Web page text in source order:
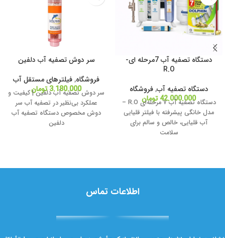
دستگاه تصفیه آب 7مرحله ای-
R.O
دستگاه تصفیه آب,فروشگاه
42.000.000تومان
دستگاه تصفیه آب ۷ مرحله‌ای R.O –
مدل خانگی پیشرفته با فیلتر قلیایی
آب قلیایی، خالص و سالم برای
سلامت
سر دوش تصفیه آب دلفین
فروشگاه,فیلترهای مستقل آب
3.180.000تومان
سر دوش تصفیه آب دلفین | کیفیت و
عملکرد بی‌نظیر در تصفیه آب سر
دوش مخصوص دستگاه تصفیه آب
دلفین
اطلاعات تماس